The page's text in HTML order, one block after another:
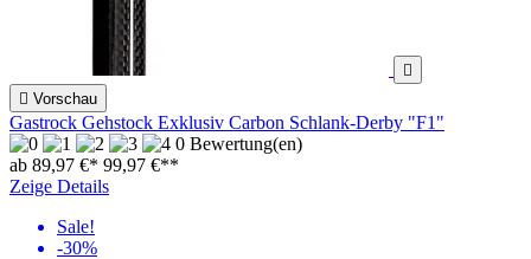

 Vorschau
Gastrock Gehstock Exklusiv Carbon Schlank-Derby "F1"
0 Bewertung(en)
ab 89,97 €* 99,97 €**
Zeige Details
Sale!
-30%